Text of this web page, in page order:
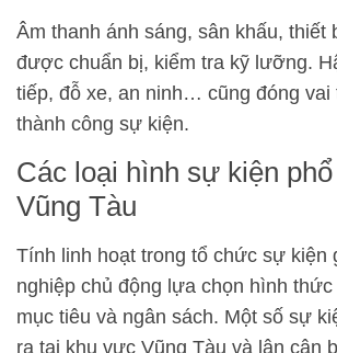
Âm thanh ánh sáng, sân khấu, thiết
được chuẩn bị, kiểm tra kỹ lưỡng.
tiếp, đỗ xe, an ninh… cũng đóng vai
thành công sự kiện.
Các loại hình sự kiện
Vũng Tàu
Tính linh hoạt trong tổ chức sự kiện
nghiệp chủ động lựa chọn hình
mục tiêu và ngân sách. Một số sự
ra tại khu vực Vũng Tàu và lân cận